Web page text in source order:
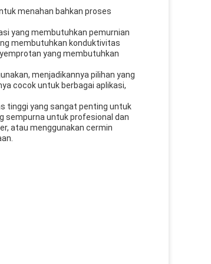
menahan bahkan proses
yang membutuhkan pemurnian
membutuhkan konduktivitas
yang membutuhkan
menjadikannya pilihan yang
cocok untuk berbagai aplikasi,
tinggi yang sangat penting untuk
sempurna untuk profesional dan
atau menggunakan cermin